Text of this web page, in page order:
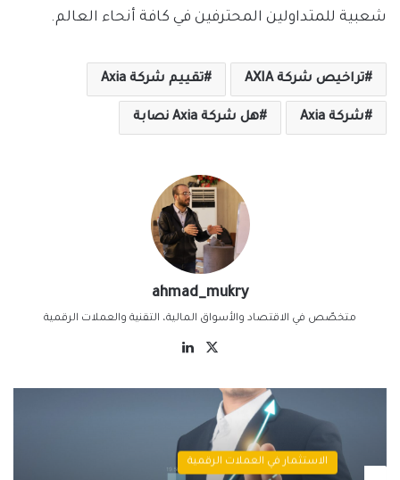
شعبية للمتداولين المحترفين في كافة أنحاء العالم.
تراخيص شركة AXIA تقييم شركة Axia
شركة Axia هل شركة Axia نصابة
ahmad_mukry
متخصّص في الاقتصاد والأسواق المالية، التقنية والعملات الرقمية
‫X
الاستثمار في العملات الرقمية